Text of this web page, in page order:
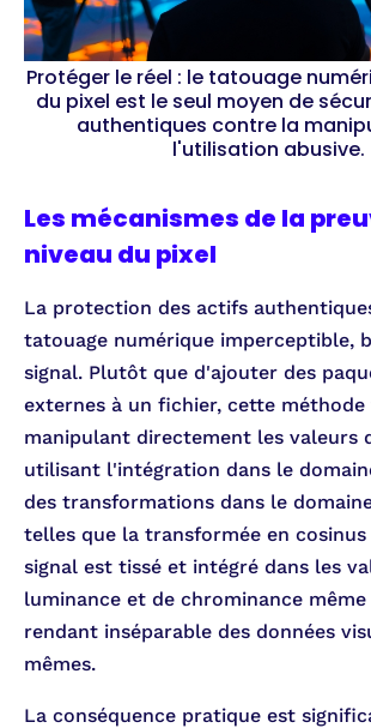
Protéger le réel : le tatouage
du pixel est le seul moyen de
authentiques contre la
l'utilisation abusive.
Les mécanismes de la
niveau du pixel
La protection des actifs
tatouage numérique imperceptible,
signal. Plutôt que d'ajouter des
externes à un fichier, cette
manipulant directement les valeurs
utilisant l'intégration dans le
des transformations dans le
telles que la transformée en
signal est tissé et intégré dans les
luminance et de chrominance
rendant inséparable des données
mêmes.
La conséquence pratique est